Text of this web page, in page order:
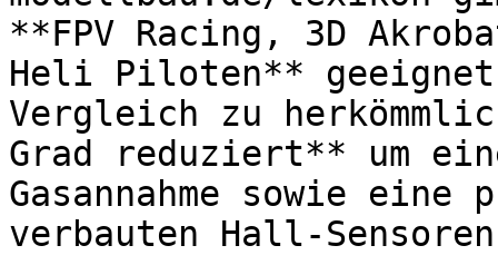
**FPV Racing, 3D
Heli Piloten**
Vergleich zu
Grad reduziert** um
Gasannahme sowie
verbauten Hall-